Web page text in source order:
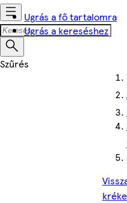
Ugrás a fő tartalomra
Ugrás a kereséshez